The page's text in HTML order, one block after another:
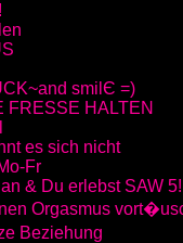
smilЄ =)
FRESSE HALTEN
es sich nicht
Fr
& Du erlebst SAW 5!
Orgasmus
Beziehung